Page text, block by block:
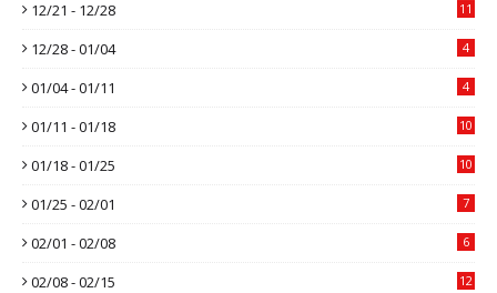
12/21 - 12/28 11
12/28 - 01/04 4
01/04 - 01/11 4
01/11 - 01/18 10
01/18 - 01/25 10
01/25 - 02/01 7
02/01 - 02/08 6
02/08 - 02/15 12